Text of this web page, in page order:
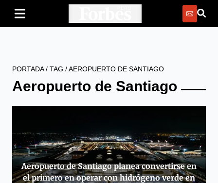
PORTADA/ TAG /AEROPUERTO DE SANTIAGO
Aeropuerto de Santiago
Aeropuerto de Santiago planea convertirse en
el primero en operar con hidrógeno verde en